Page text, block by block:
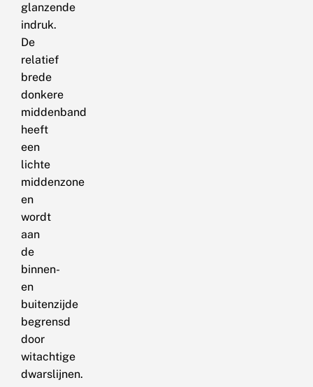
glanzende
indruk.
De
relatief
brede
donkere
middenband
heeft
een
lichte
middenzone
en
wordt
aan
de
binnen-
en
buitenzijde
begrensd
door
witachtige
dwarslijnen.